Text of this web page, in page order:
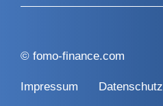
© fomo-finance.com
Impressum Datenschutz